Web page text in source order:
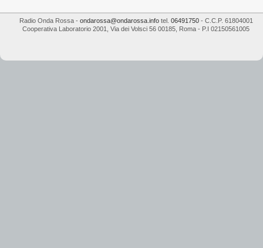
Radio Onda Rossa- ondarossa@ondarossa.infotel. 06491750- C.C.P. 61804001
Cooperativa Laboratorio 2001
Via dei Volsci 56 00185 Roma - P.I 02150561005